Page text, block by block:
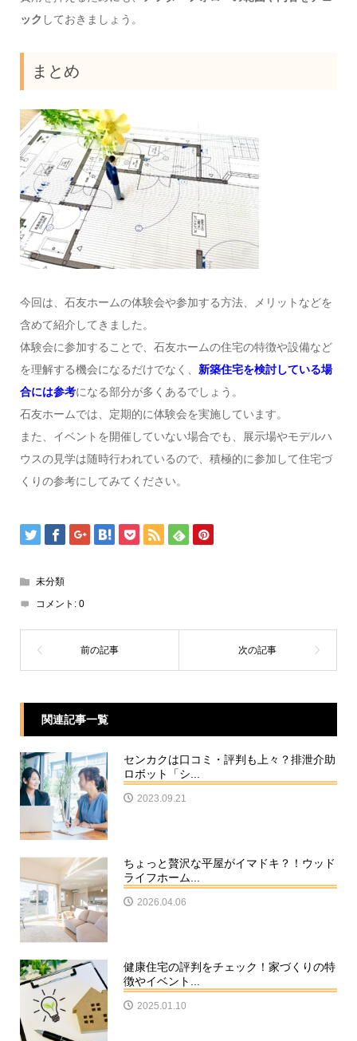
ック しておきましょう。
まとめ
今回は、石友ホームの体験会や参加する方法、メリットなどを
含めて紹介してきました。
体験会に参加することで、石友ホームの住宅の特徴や設備など
を理解する機会になるだけでなく、 新築住宅を検討している場
合には参考になる部分が多くあるでしょう。
石友ホームでは、定期的に体験会を実施しています。
また、イベントを開催していない場合でも、展示場やモデルハ
ウスの見学は随時行われているので、積極的に参加して住宅づ
くりの参考にしてみてください。
未分類
コメント: 0
関連記事一覧
センカクは口コミ・評判も上々？排泄介助
ロボット「シ...
2023.09.21
ちょっと贅沢な平屋がイマドキ？！ウッド
ライフホーム...
2026.04.06
健康住宅の評判をチェック！家づくりの特
徴やイベント...
2025.01.10